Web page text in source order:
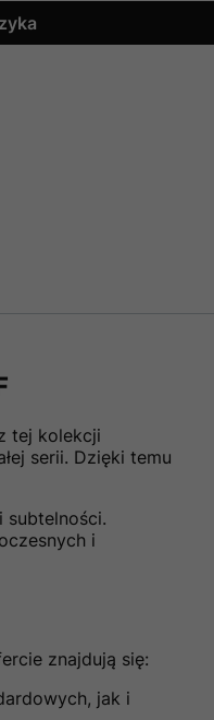
tej kolekcji
serii. Dzięki temu
i
znajdują się:
jak i